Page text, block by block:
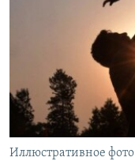
РАСПИСАНИЕ
ПОДПИШИТЕСЬ НА
СОЦИАЛЬНЫЕ СЕТИ
Иллюстративное фото